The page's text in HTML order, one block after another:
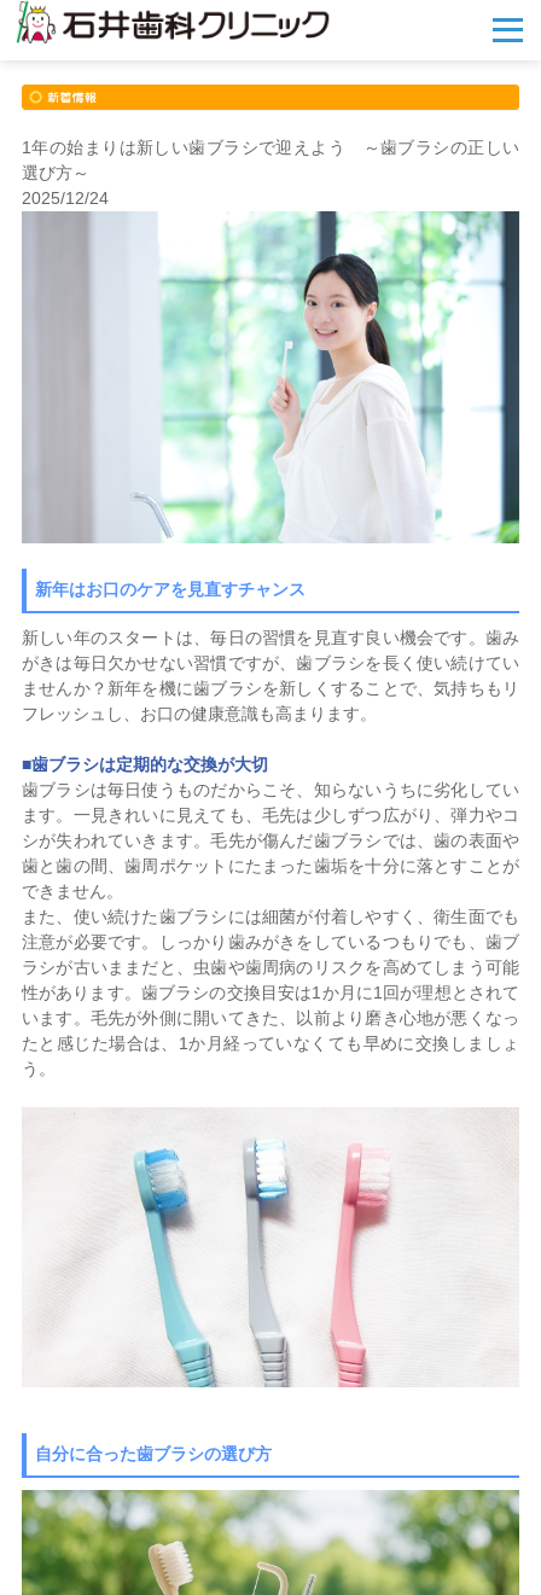
メ
ニ
開
1年の始まりは新しい歯ブラシで迎えよう ～歯ブラシの正しい
選び方～
2025/12/24
新年はお口のケアを見直すチャンス
新しい年のスタートは、毎日の習慣を見直す良い機会です。歯み
がきは毎日欠かせない習慣ですが、歯ブラシを長く使い続けてい
ませんか？新年を機に歯ブラシを新しくすることで、気持ちもリ
フレッシュし、お口の健康意識も高まります。
■歯ブラシは定期的な交換が大切
歯ブラシは毎日使うものだからこそ、知らないうちに劣化してい
ます。一見きれいに見えても、毛先は少しずつ広がり、弾力やコ
シが失われていきます。毛先が傷んだ歯ブラシでは、歯の表面や
歯と歯の間、歯周ポケットにたまった歯垢を十分に落とすことが
できません。
また、使い続けた歯ブラシには細菌が付着しやすく、衛生面でも
注意が必要です。しっかり歯みがきをしているつもりでも、歯ブ
ラシが古いままだと、虫歯や歯周病のリスクを高めてしまう可能
性があります。歯ブラシの交換目安は1か月に1回が理想とされて
います。毛先が外側に開いてきた、以前より磨き心地が悪くなっ
たと感じた場合は、1か月経っていなくても早めに交換しましょ
う。
自分に合った歯ブラシの選び方